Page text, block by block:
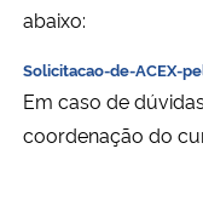
Ministério da Saúde
Ministério de Minas e Energia
abaixo:
Solicitacao-de-ACEX-
Em caso de
coordenação do